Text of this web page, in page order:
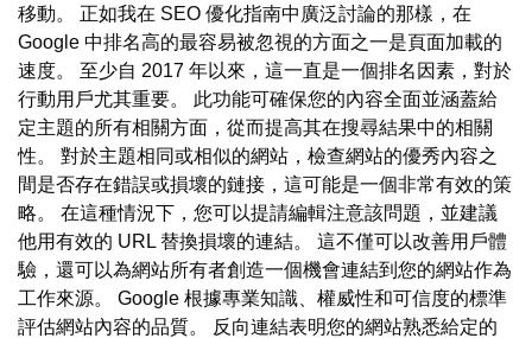
移動。 正如我在 SEO 優化指南中廣泛討論的那樣，在
Google 中排名高的最容易被忽視的方面之一是頁面加載的
速度。 至少自 2017 年以來，這一直是一個排名因素，對於
行動用戶尤其重要。 此功能可確保您的內容全面並涵蓋給
定主題的所有相關方面，從而提高其在搜尋結果中的相關
性。 對於主題相同或相似的網站，檢查網站的優秀內容之
間是否存在錯誤或損壞的鏈接，這可能是一個非常有效的策
略。 在這種情況下，您可以提請編輯注意該問題，並建議
他用有效的 URL 替換損壞的連結。 這不僅可以改善用戶體
驗，還可以為網站所有者創造一個機會連結到您的網站作為
工作來源。 Google 根據專業知識、權威性和可信度的標準
評估網站內容的品質。 反向連結表明您的網站熟悉給定的